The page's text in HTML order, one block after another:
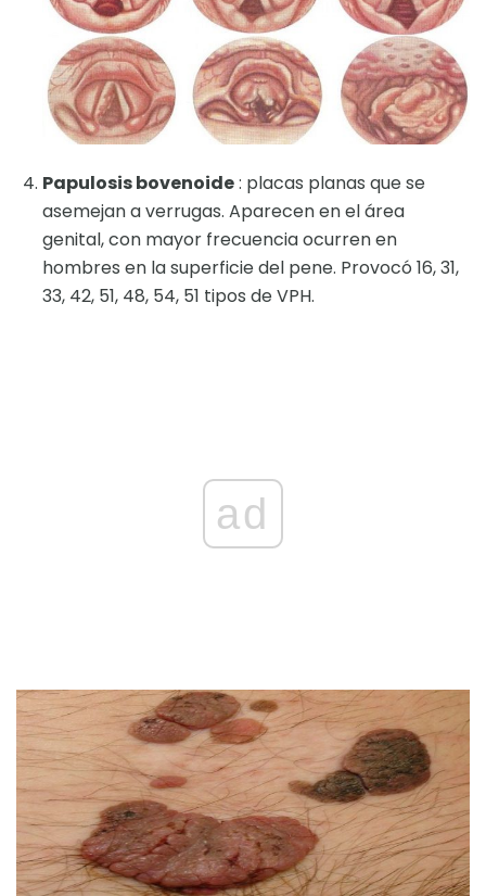
Papulosis bovenoide: placas planas que se
asemejan a verrugas. Aparecen en el área
genital, con mayor frecuencia ocurren en
hombres en la superficie del pene. Provocó 16, 31,
33, 42, 51, 48, 54, 51 tipos de VPH.
ad